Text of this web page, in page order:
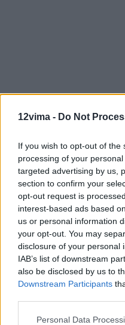
12vima - Do Not
If you wish to opt-out of
processing of your
targeted advertising by us,
section to confirm your
opt-out request is
interest-based ads based
us or personal information
your opt-out. You may
disclosure of your personal
IAB’s list of downstream
also be disclosed by us to
Downstream Participants
Personal Data